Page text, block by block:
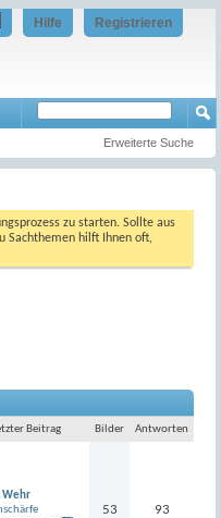
Registrieren
Hilfe
Erweiterte Suche
zu starten. Sollte aus
Sachthemen hilft Ihnen oft,
Beitrag Bilder Antworten
Wehr
53 93